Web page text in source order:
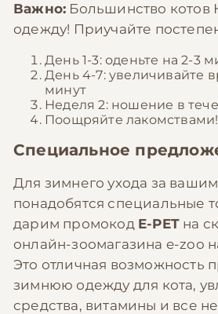
Важно: Большинство котов
одежду! Приучайте
День 1-3: оденьте на 2-3
День 4-7: увеличивайте
минут
Неделя 2: ношение в
Поощряйте лакомствами!
Специальное
Для зимнего ухода за
понадобятся специальные
дарим промокод E-PET на
онлайн-зоомагазина e-zoo
Это отличная возможность
зимнюю одежду для кота,
средства, витамины и все